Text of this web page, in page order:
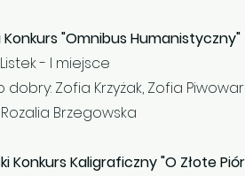
"Omnibus Humanistyczny"
- I miejsce
dobry: Zofia Krzyżak, Zofia
Brzegowska
Konkurs Kaligraficzny "O Złote